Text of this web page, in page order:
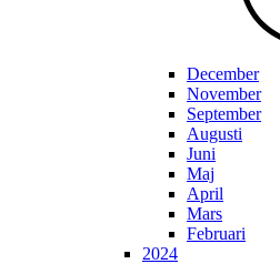
December
November
September
Augusti
Juni
Maj
April
Mars
Februari
2024